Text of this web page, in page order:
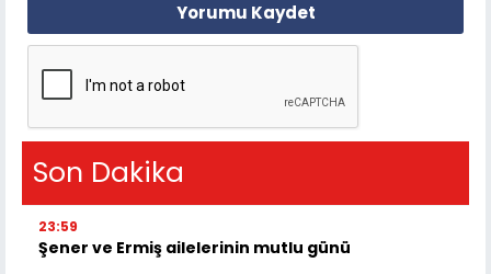
Yorumu Kaydet
Son Dakika
23:59
Şener ve Ermiş ailelerinin mutlu günü